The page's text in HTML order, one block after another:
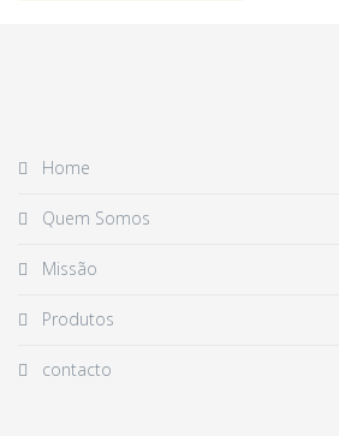
Home
Quem Somos
Missão
Produtos
contacto